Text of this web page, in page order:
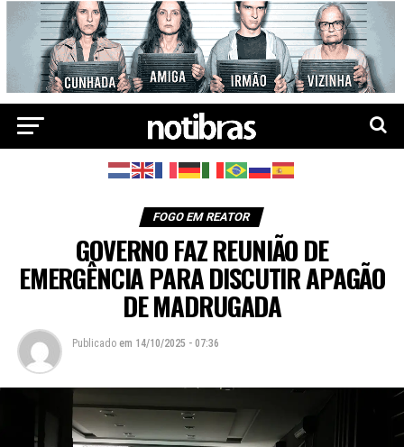
FOGO EM REATOR
GOVERNO FAZ REUNIÃO DE
EMERGÊNCIA PARA DISCUTIR APAGÃO
DE MADRUGADA
Publicado em 14/10/2025 - 07:36